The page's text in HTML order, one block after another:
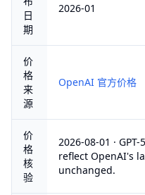
日
期
2026-01
价
格
来
源
OpenAI 官方价格
价
格
核
验
2026-08-01 ·
reflect OpenAI's
unchanged.